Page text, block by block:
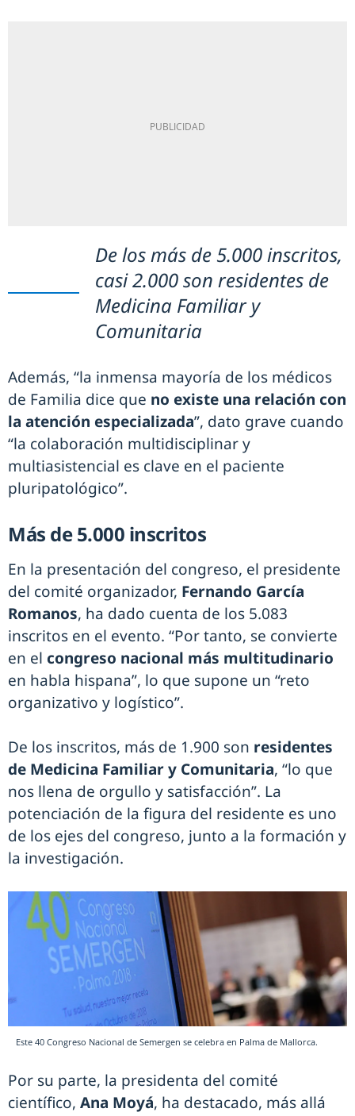
De los más de 5.000 inscritos,
casi 2.000 son residentes de
Medicina Familiar y
Comunitaria
Además, “la inmensa mayoría de los médicos
de Familia dice que no existe una relación con
la atención especializada”, dato grave cuando
“la colaboración multidisciplinar y
multiasistencial es clave en el paciente
pluripatológico”.
Más de 5.000 inscritos
En la presentación del congreso, el presidente
del comité organizador, Fernando García
Romanos, ha dado cuenta de los 5.083
inscritos en el evento. “Por tanto, se convierte
en el congreso nacional más multitudinario
en habla hispana”, lo que supone un “reto
organizativo y logístico”.
De los inscritos, más de 1.900 son residentes
de Medicina Familiar y Comunitaria, “lo que
nos llena de orgullo y satisfacción”. La
potenciación de la figura del residente es uno
de los ejes del congreso, junto a la formación y
la investigación.
Este 40 Congreso Nacional de Semergen se celebra en Palma de Mallorca.
Por su parte, la presidenta del comité
científico, Ana Moyá, ha destacado, más allá